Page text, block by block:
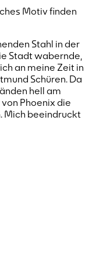
Motiv finden
Stahl in der
Stadt wabernde,
an meine Zeit in
Schüren. Da
hell am
Phoenix die
Mich beeindruckt